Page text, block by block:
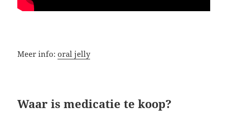
Meer info:oral jelly
Waar is medicatie te koop?